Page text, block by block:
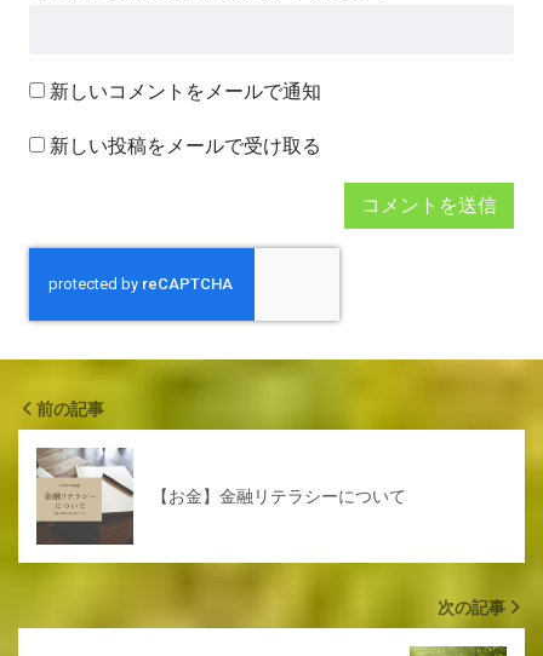
新しいコメントをメールで通知
新しい投稿をメールで受け取る
前の記事
【お金】金融リテラシーについて
次の記事